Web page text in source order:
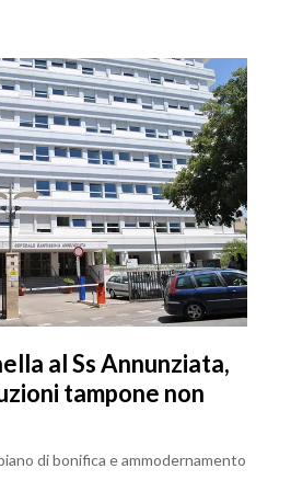
al Ss Annunziata,
tampone non
di bonifica e ammodernamento